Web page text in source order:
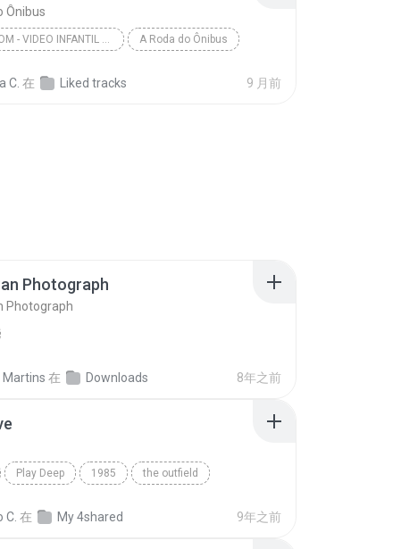
Ônibus
BOB ZOOM - VIDEO INFANTIL MUSICAL OFICIAL A Roda do Ônibus
C. 在 Liked tracks 9 月前
Photograph
Photograph
Martins 在 Downloads 8年之前
Play Deep 1985 the outfield
C. 在 My 4shared 9年之前